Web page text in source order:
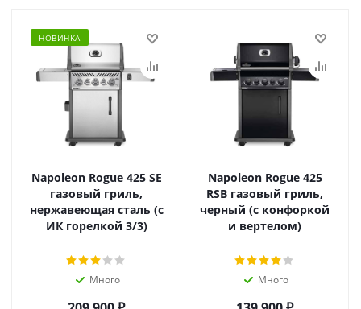
НОВИНКА
Napoleon Rogue 425 SE
газовый гриль,
нержавеющая сталь (с
ИК горелкой 3/3)
Много
Napoleon Rogue 425
RSB газовый гриль,
черный (с конфоркой
и вертелом)
Много